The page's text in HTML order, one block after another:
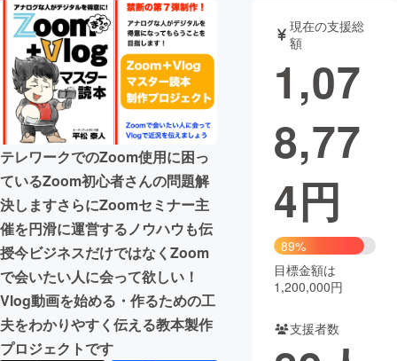
テクノロジー・ガジェット
映像・映画 書籍・雑誌
ビジネス・起業 チャレンジ
まちづくり・地域活性化
CAMPFIRE for Social Good
CAMPFIRE Creation
CAMPFIREふるさと納税
コミュニティ
テレワークでのZoom使用に困っ
ているZoom初心者さんの問題解
決しますさらにZoomセミナー主
催を円滑に運営するノウハウも伝
授今ビジネスだけではなくZoom
で会いたい人に会って欲しい！
Vlog動画を始める・作るための工
夫をわかりやすく伝える教本製作
プロジェクトです
現在の支援総
額
1,07
8,77
4円
89%
目標金額は
1,200,000円
支援者数